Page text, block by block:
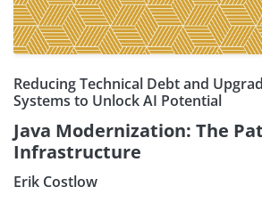
Reducing Technical Debt and
Systems to Unlock AI Potential
Java Modernization: The
Infrastructure
Erik Costlow